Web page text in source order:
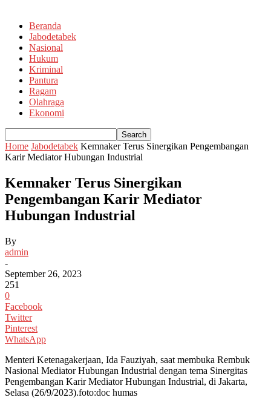
Beranda
Jabodetabek
Nasional
Hukum
Kriminal
Pantura
Ragam
Olahraga
Ekonomi
Home Jabodetabek Kemnaker Terus Sinergikan Pengembangan
Karir Mediator Hubungan Industrial
Kemnaker Terus Sinergikan
Pengembangan Karir Mediator
Hubungan Industrial
By
admin
-
September 26, 2023
251
0
Facebook
Twitter
Pinterest
WhatsApp
Menteri Ketenagakerjaan, Ida Fauziyah, saat membuka Rembuk
Nasional Mediator Hubungan Industrial dengan tema Sinergitas
Pengembangan Karir Mediator Hubungan Industrial, di Jakarta,
Selasa (26/9/2023).foto:doc humas